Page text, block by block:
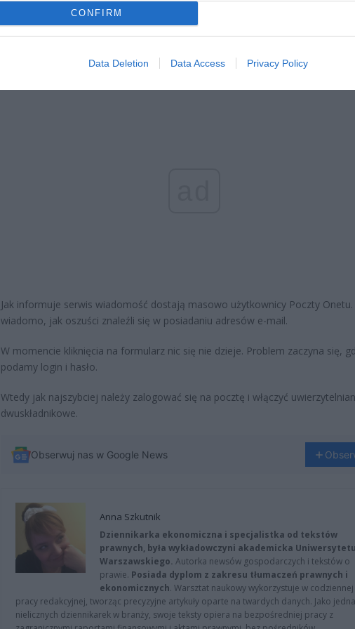
CONFIRM
Data Deletion Data Access Privacy Policy
7 sierpnia 2026 19:14
wyłudzającego dane.
Jak informuje serwis wiadomość dostają masowo użytkownicy Poczty
wiadomo, jak oszuści znaleźli się w posiadaniu adresów e-mail.
W momencie kliknięcia na formularz nic się nie dzieje. Problem zaczyna się,
podamy login i hasło.
Wtedy jak najszybciej należy zalogować się na pocztę i włączyć
dwuskładnikowe.
Obserwuj nas w Google News
Anna Szkutnik
Dziennikarka ekonomiczna i specjalistka od tekstów
prawnych, była wykładowczyni akademicka
Warszawskiego. Autorka newsów gospodarczych i tekstów o
prawie. Posiada dyplom z zakresu tłumaczeń prawnych i
ekonomicznych. Warsztat naukowy wykorzystuje w codziennej
pracy redakcyjnej, tworząc precyzyjne artykuły oparte na twardych danych. Jako
nielicznych dziennikarek w branży, swoje teksty opiera na bezpośredniej pracy z